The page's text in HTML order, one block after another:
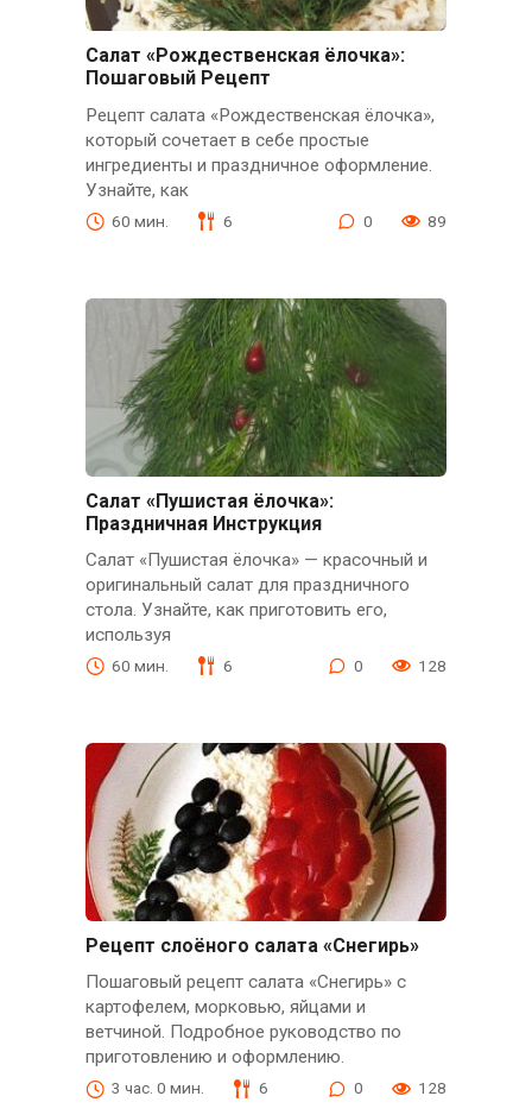
Салат «Рождественская ёлочка»:
Пошаговый Рецепт
Рецепт салата «Рождественская ёлочка»,
который сочетает в себе простые
ингредиенты и праздничное оформление.
Узнайте, как
60 мин. 6 0 89
Салат «Пушистая ёлочка»:
Праздничная Инструкция
Салат «Пушистая ёлочка» — красочный и
оригинальный салат для праздничного
стола. Узнайте, как приготовить его,
используя
60 мин. 6 0 128
Рецепт слоёного салата «Снегирь»
Пошаговый рецепт салата «Снегирь» с
картофелем, морковью, яйцами и
ветчиной. Подробное руководство по
приготовлению и оформлению.
3 час. 0 мин. 6 0 128